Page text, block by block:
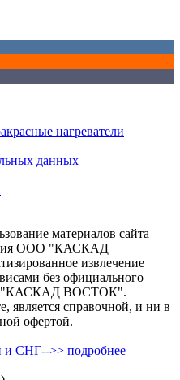
нагреватели
данных
материалов сайта
ООО "КАСКАД
извлечение
без официального
"КАСКАД ВОСТОК".
является справочной, и ни в
офертой.
и СНГ-->> подробнее